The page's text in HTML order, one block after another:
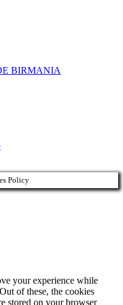
BIRMANIA
Policy
your experience while
of these, the cookies
stored on your browser